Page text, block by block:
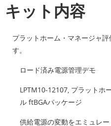
キット内容
プラットホーム・マネージャ
す。
ロード済み電源管理デモ
LPTM10-12107, プラットホ
ル ftBGAパッケージ
供給電源の変動をエミュレ